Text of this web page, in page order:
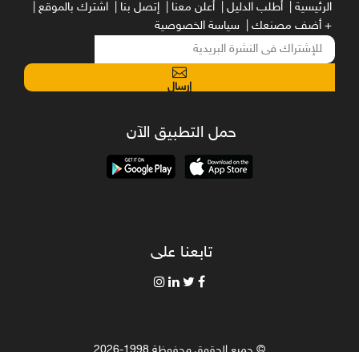
الرئيسية | أطلب الدليل | أعلن معنا | إتصل بنا |
اشترك بالموقع |
+ أضف مصنعك |
سياسة الخصوصية
إرسال
حمل التطبيق الآن
تابعنا على